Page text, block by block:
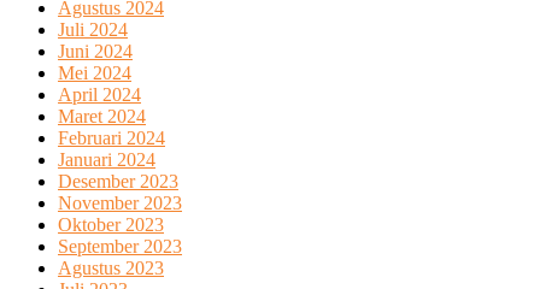
Agustus 2024
Juli 2024
Juni 2024
Mei 2024
April 2024
Maret 2024
Februari 2024
Januari 2024
Desember 2023
November 2023
Oktober 2023
September 2023
Agustus 2023